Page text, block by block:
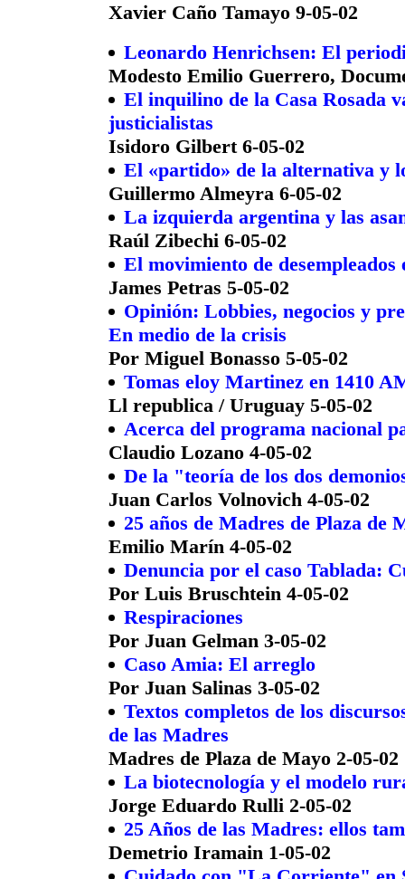
Xavier Caño Tamayo 9-05-02
Leonardo Henrichsen: El
Modesto Emilio Guerrero,
El inquilino de la Casa Rosada
justicialistas
Isidoro Gilbert 6-05-02
El «partido» de la alternativa y
Guillermo Almeyra 6-05-02
La izquierda argentina y las
Raúl Zibechi 6-05-02
El movimiento de
James Petras 5-05-02
Opinión: Lobbies, negocios y
En medio de la crisis
Por Miguel Bonasso 5-05-02
Tomas eloy Martinez en 1410
Ll republica / Uruguay 5-05-02
Acerca del programa nacional
Claudio Lozano 4-05-02
De la "teoría de los dos
Juan Carlos Volnovich 4-05-02
25 años de Madres de Plaza de
Emilio Marín 4-05-02
Denuncia por el caso Tablada:
Por Luis Bruschtein 4-05-02
Respiraciones
Por Juan Gelman 3-05-02
Caso Amia: El arreglo
Por Juan Salinas 3-05-02
Textos completos de los
de las Madres
Madres de Plaza de Mayo 2-05-02
La biotecnología y el modelo
Jorge Eduardo Rulli 2-05-02
25 Años de las Madres: ellos
Demetrio Iramain 1-05-02